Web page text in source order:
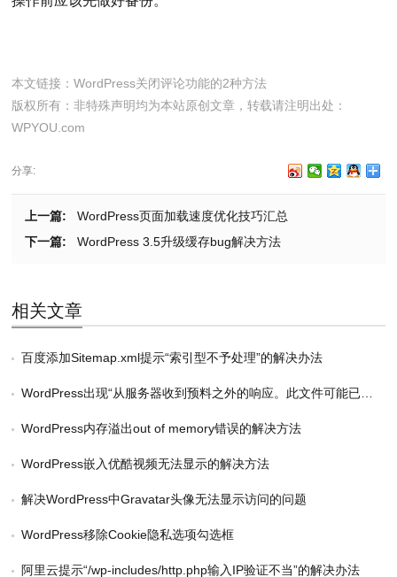
本文链接：WordPress关闭评论功能的2种方法
版权所有：非特殊声明均为本站原创文章，转载请注明出处：
WPYOU.com
分享:
上一篇:
WordPress页面加载速度优化技巧汇总
下一篇:
WordPress 3.5升级缓存bug解决方法
相关文章
百度添加Sitemap.xml提示“索引型不予处理”的解决办法
WordPress出现“从服务器收到预料之外的响应。此文件可能已被成功上传。请检查媒体库或刷新本页。”错误的解决方法
WordPress内存溢出out of memory错误的解决方法
WordPress嵌入优酷视频无法显示的解决方法
解决WordPress中Gravatar头像无法显示访问的问题
WordPress移除Cookie隐私选项勾选框
阿里云提示“/wp-includes/http.php输入IP验证不当”的解决办法